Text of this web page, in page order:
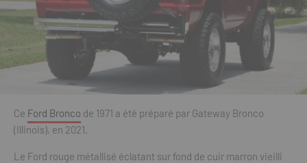
Ce Ford Bronco de 1971 a été préparé par Gateway Bronco
(Illinois), en 2021.
Le Ford rouge métallisé éclatant sur fond de cuir marron vieilli